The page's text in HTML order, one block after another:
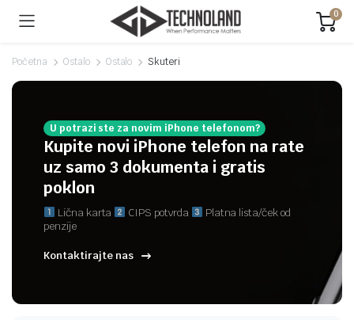
0
Početna Ostalo Ostalo Skuteri
U potrazi ste za novim iPhone telefonom?
Kupite novi iPhone telefon na rate
uz samo 3 dokumenta i gratis
poklon
Lična karta CIPS potvrda
Platna lista/ček od
penzije
Kontaktirajte nas